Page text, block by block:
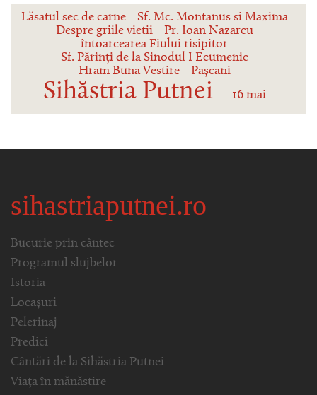
Lăsatul sec de carne
Sf. Mc. Montanus si Maxima
Despre griile vietii
Pr. Ioan Nazarcu
întoarcearea Fiului risipitor
Sf. Părinți de la Sinodul I Ecumenic
Hram Buna Vestire
Pașcani
Sihăstria Putnei 16 mai
sihastriaputnei.ro
Bucurie prin cântec
Programul slujbelor
Istoria
Locașuri
Pelerinaj
Predici
Cântări de la Sihăstria Putnei
Viața în mănăstire